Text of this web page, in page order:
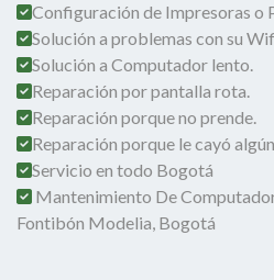
Configuración de Impresoras o
Solución a problemas con su
Solución a Computador lento.
Reparación por pantalla rota.
Reparación porque no prende.
Reparación porque le cayó
Servicio en todo Bogotá
Mantenimiento De
Fontibón Modelia, Bogotá